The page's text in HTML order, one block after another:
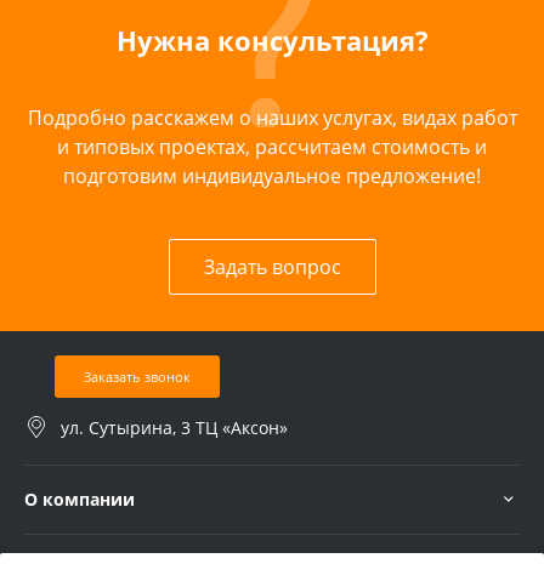
Нужна консультация?
Подробно расскажем о наших услугах, видах работ
и типовых проектах, рассчитаем стоимость и
подготовим индивидуальное предложение!
Задать вопрос
Заказать звонок
ул. Сутырина, 3 ТЦ «Аксон»
О компании